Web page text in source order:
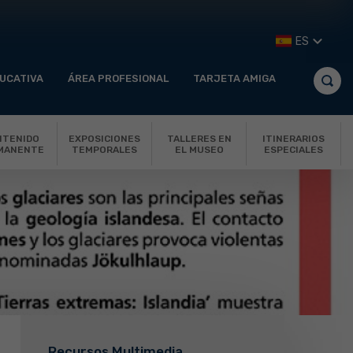
ÁREA PROFESIONAL TARJETA AMIGA
ES
EXPOSICIONES
TEMPORALES
TALLERES EN
EL MUSEO
ITINERARIOS
ESPECIALES